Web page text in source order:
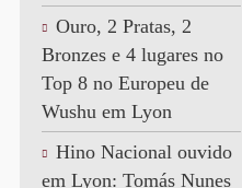
Ouro, 2 Pratas, 2
Bronzes e 4 lugares no
Top 8 no Europeu de
Wushu em Lyon
Hino Nacional ouvido
em Lyon: Tomás Nunes